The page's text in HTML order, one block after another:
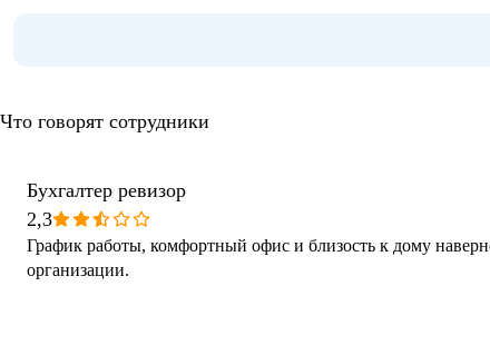
Что говорят сотрудники
Бухгалтер ревизор
2,3
График работы, комфортный офис и близость к дому
организации.